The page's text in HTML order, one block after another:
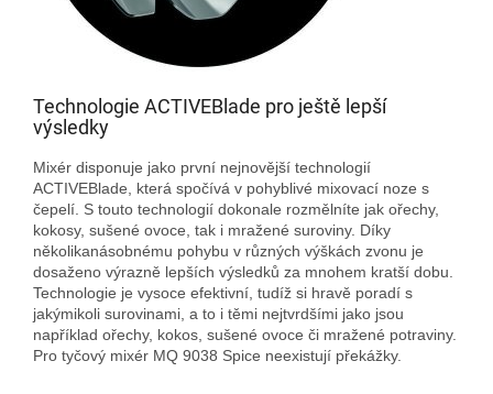
Technologie ACTIVEBlade pro ještě lepší
výsledky
Mixér disponuje jako první nejnovější technologií
ACTIVEBlade, která spočívá v pohyblivé mixovací noze s
čepelí. S touto technologií dokonale rozmělníte jak ořechy,
kokosy, sušené ovoce, tak i mražené suroviny. Díky
několikanásobnému pohybu v různých výškách zvonu je
dosaženo výrazně lepších výsledků za mnohem kratší dobu.
Technologie je vysoce efektivní, tudíž si hravě poradí s
jakýmikoli surovinami, a to i těmi nejtvrdšími jako jsou
například ořechy, kokos, sušené ovoce či mražené potraviny.
Pro tyčový mixér MQ 9038 Spice neexistují překážky.